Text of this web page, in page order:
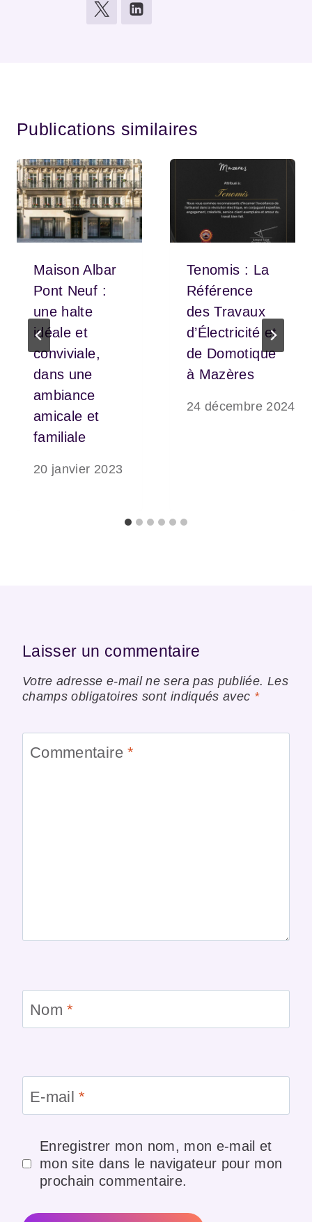
Publications similaires
Maison Albar
Pont Neuf :
une halte
idéale et
conviviale,
dans une
ambiance
amicale et
familiale
20 janvier 2023
Tenomis : La
Référence
des Travaux
d’Électricité et
de Domotique
à Mazères
24 décembre 2024
Laisser un commentaire
Votre adresse e-mail ne sera pas publiée. Les
champs obligatoires sont indiqués avec *
Commentaire*
Nom*
E-mail*
Enregistrer mon nom, mon e-mail et
mon site dans le navigateur pour mon
prochain commentaire.